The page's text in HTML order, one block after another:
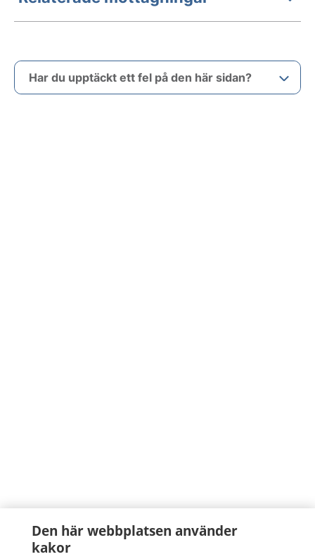
Har du upptäckt ett fel på den här sidan?
Den här webbplatsen använder
kakor